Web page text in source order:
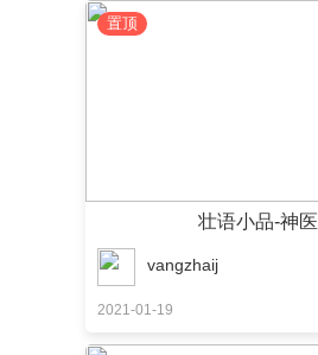
置顶
壮语小品-神医
vangzhaij
2021-01-19